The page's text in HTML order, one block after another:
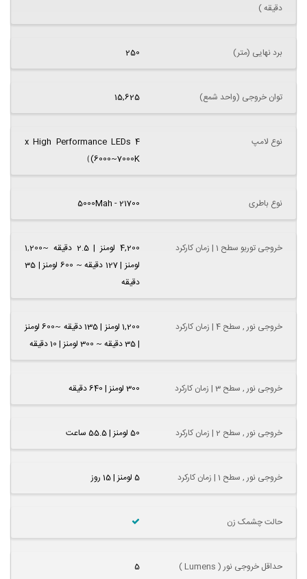
دقیقه )
برد نهایی (متر) 250
توان خروجی (واحد شمع) 15,625
نوع لامپ
4 x High Performance LEDs
(6000~7000K）
نوع باطری 21700 - 5000Mah
خروجی توربو سطح 1 | زمان کارکرد
4,200 لومنز | 2.5 دقیقه ~1,200
لومنز | 127 دقیقه ~ 600 لومنز | 35
دقیقه
خروجی نور , سطح 4 | زمان کارکرد
1,200 لومنز | 135 دقیقه ~600 لومنز
| 35 دقیقه ~ 300 لومنز | 10 دقیقه
خروجی نور , سطح 3 | زمان کارکرد 300 لومنز | 640 دقیقه
خروجی نور , سطح 2 | زمان کارکرد 50 لومنز | 55.5 ساعت
خروجی نور , سطح 1 | زمان کارکرد 5 لومنز | 15 روز
حالت چشمک زن
حداقل خروجی نور ( Lumens ) 5